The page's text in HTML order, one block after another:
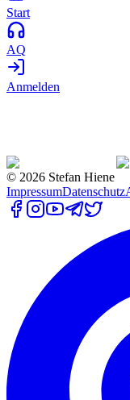
Start
AQ
Anmelden
© 2026 Stefan Hiene
ImpressumDatenschutz